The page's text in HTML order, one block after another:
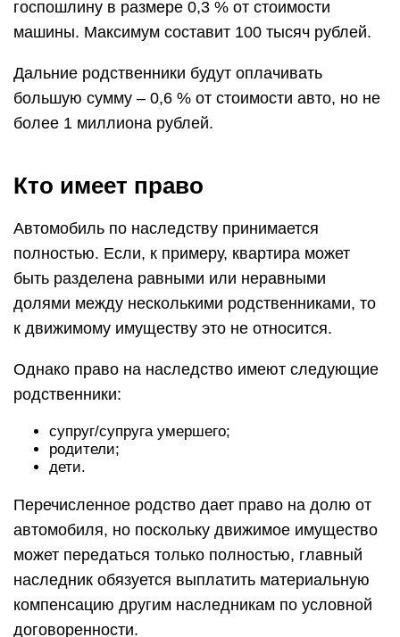
госпошлину в размере 0,3 % от стоимости
машины. Максимум составит 100 тысяч рублей.
Дальние родственники будут оплачивать
большую сумму – 0,6 % от стоимости авто, но не
более 1 миллиона рублей.
Кто имеет право
Автомобиль по наследству принимается
полностью. Если, к примеру, квартира может
быть разделена равными или неравными
долями между несколькими родственниками, то
к движимому имуществу это не относится.
Однако право на наследство имеют следующие
родственники:
супруг/супруга умершего;
родители;
дети.
Перечисленное родство дает право на долю от
автомобиля, но поскольку движимое имущество
может передаться только полностью, главный
наследник обязуется выплатить материальную
компенсацию другим наследникам по условной
договоренности.